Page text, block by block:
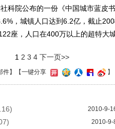
科院公布的一份《中国城市蓝皮
，城镇人口达到6.2亿，截止
座，人口在400万以上的超特大
1 2 3 4 下一页>>
件】 【一键分享 】
2010-9-
2010-9-